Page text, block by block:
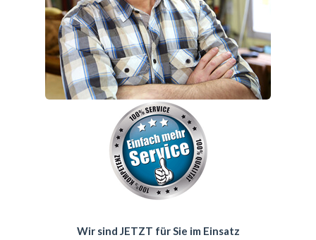
Wir sind JETZT für Sie im Einsatz